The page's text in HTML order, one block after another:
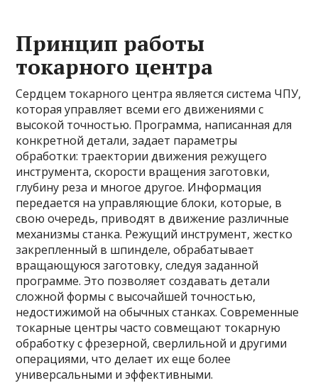
Принцип работы
токарного центра
Сердцем токарного центра является система ЧПУ,
которая управляет всеми его движениями с
высокой точностью. Программа, написанная для
конкретной детали, задает параметры
обработки: траектории движения режущего
инструмента, скорости вращения заготовки,
глубину реза и многое другое. Информация
передается на управляющие блоки, которые, в
свою очередь, приводят в движение различные
механизмы станка. Режущий инструмент, жестко
закрепленный в шпинделе, обрабатывает
вращающуюся заготовку, следуя заданной
программе. Это позволяет создавать детали
сложной формы с высочайшей точностью,
недостижимой на обычных станках. Современные
токарные центры часто совмещают токарную
обработку с фрезерной, сверлильной и другими
операциями, что делает их еще более
универсальными и эффективными.